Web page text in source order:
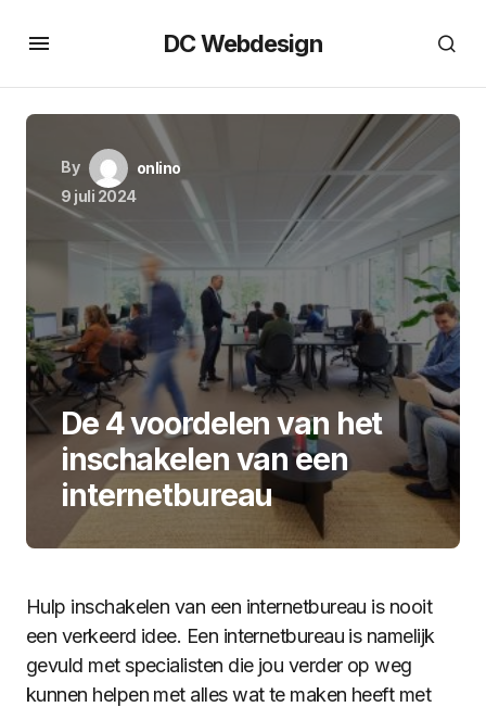
DC Webdesign
By
onlino
9 juli 2024
De 4 voordelen van het
inschakelen van een
internetbureau
Hulp inschakelen van een internetbureau is nooit
een verkeerd idee. Een internetbureau is namelijk
gevuld met specialisten die jou verder op weg
kunnen helpen met alles wat te maken heeft met